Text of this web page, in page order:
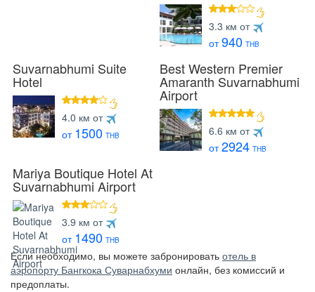
3 звезды
3.3 км от
от940 THB
Suvarnabhumi Suite
Hotel
4 звезды
4.0 км от
от 1500 THB
Best Western Premier
Amaranth Suvarnabhumi
Airport
5 звезд
6.6 км от
от2924 THB
Mariya Boutique Hotel At
Suvarnabhumi Airport
3 звезды
3.9 км от
от 1490 THB
Если необходимо, вы можете забронировать отель в
аэропорту Бангкока Суварнабхуми онлайн, без комиссий и
предоплаты.